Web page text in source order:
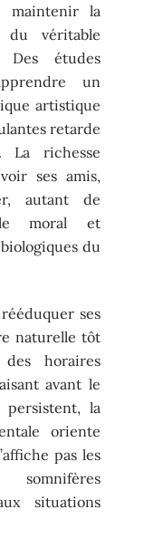
maintenir la
du véritable
études
un
artistique
retarde
La richesse
ses amis,
autant de
moral et
du
ses
naturelle tôt
horaires
avant le
persistent, la
oriente
pas les
situations